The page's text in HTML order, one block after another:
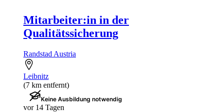
Mitarbeiter:in in der
Qualitätssicherung
Randstad Austria
Leibnitz
(7 km entfernt)
Keine Ausbildung notwendig
vor 14 Tagen